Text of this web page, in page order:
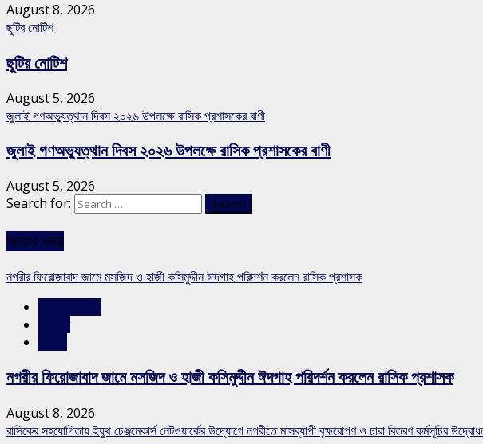
August 8, 2026
ছুটির নোটিশ
ছুটির নোটিশ
August 5, 2026
জুলাই গণঅভ্যুত্থান দিবস ২০২৬ উপলক্ষে রাসিক প্রশাসকের বাণী
জুলাই গণঅভ্যুত্থান দিবস ২০২৬ উপলক্ষে রাসিক প্রশাসকের বাণী
August 5, 2026
Search for:
আরও খবর
নগরীর ফিরোজাবাদ জামে মসজিদ ও হাজী কসিমুদ্দীন ঈদগাহ পরিদর্শন করলেন রাসিক প্রশাসক
নগরীর ফিরোজাবাদ জামে মসজিদ ও হাজী কসিমুদ্দীন ঈদগাহ পরিদর্শন করলেন রাসিক প্রশাসক
August 8, 2026
রাসিকের সহযোগিতায় ইয়ুথ চেঞ্জমেকার্স নেটওয়ার্কের উদ্যোগে নগরীতে মাসব্যাপী বৃক্ষরোপণ ও চারা বিতরণ কর্মসূচির